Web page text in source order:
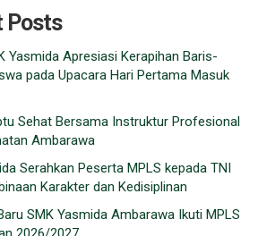
Posts
Yasmida Apresiasi Kerapihan Baris-
pada Upacara Hari Pertama Masuk
Sehat Bersama Instruktur Profesional
Ambarawa
Serahkan Peserta MPLS kepada TNI
Karakter dan Kedisiplinan
SMK Yasmida Ambarawa Ikuti MPLS